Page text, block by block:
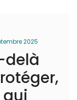
2025
delà